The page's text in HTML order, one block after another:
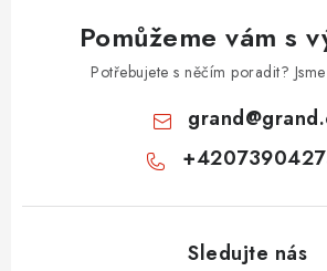
Pomůžeme vám s
Potřebujete s něčím poradit?
grand@